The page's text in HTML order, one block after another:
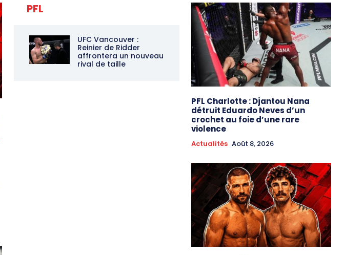
PFL
UFC Vancouver :
Reinier de Ridder
affrontera un nouveau
rival de taille
PFL Charlotte : Djantou Nana
détruit Eduardo Neves d’un
crochet au foie d’une rare
violence
Actualités Août 8, 2026